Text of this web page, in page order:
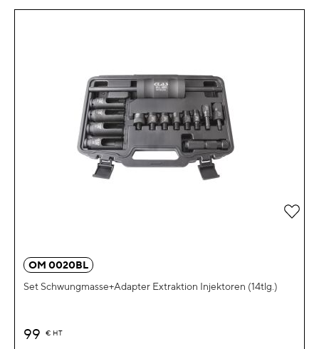
OM 0020BL
Set Schwungmasse+Adapter Extraktion Injektoren (14tlg.)
99 € HT
Zur